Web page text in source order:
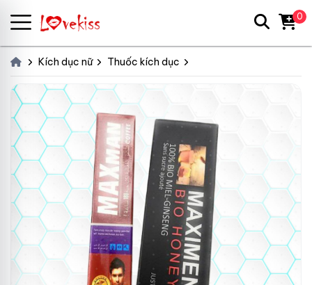
Kích dục nữ Thuốc kích dục
0